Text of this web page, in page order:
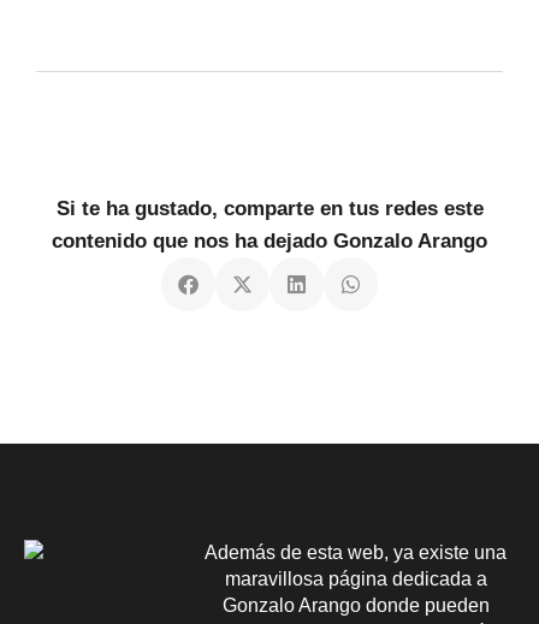
Si te ha gustado, comparte en tus redes este
contenido que nos ha dejado Gonzalo Arango
Además de esta web, ya existe una
maravillosa página dedicada a
Gonzalo Arango donde pueden